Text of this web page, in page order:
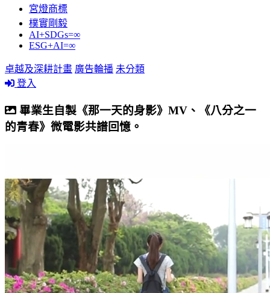
宮燈商標
樸實剛毅
AI+SDGs=∞
ESG+AI=∞
卓越及深耕計畫 廣告輪播 未分類
登入
畢業生自製《那一天的身影》MV、《八分之一
的青春》微電影共譜回憶。